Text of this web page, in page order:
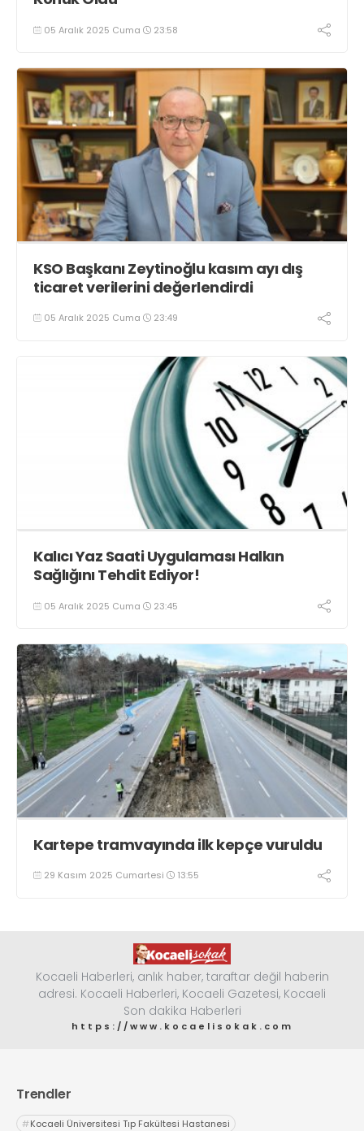
05 Aralık 2025 Cuma 23:58
KSO Başkanı Zeytinoğlu kasım ayı dış
ticaret verilerini değerlendirdi
05 Aralık 2025 Cuma 23:49
Kalıcı Yaz Saati Uygulaması Halkın
Sağlığını Tehdit Ediyor!
05 Aralık 2025 Cuma 23:45
Kartepe tramvayında ilk kepçe vuruldu
29 Kasım 2025 Cumartesi 13:55
Kocaeli Haberleri, anlık haber, taraftar değil haberin
adresi. Kocaeli Haberleri, Kocaeli Gazetesi, Kocaeli
Son dakika Haberleri
https://www.kocaelisokak.com
Trendler
#Kocaeli Üniversitesi Tıp Fakültesi Hastanesi